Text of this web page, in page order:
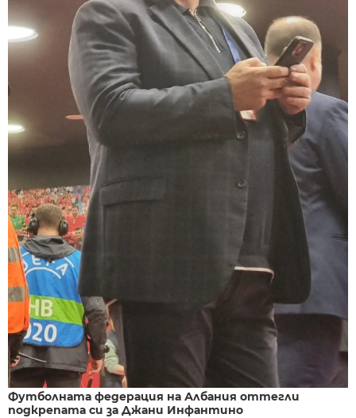
Футболната федерация на Албания оттегли
подкрепата си за Джани Инфантино